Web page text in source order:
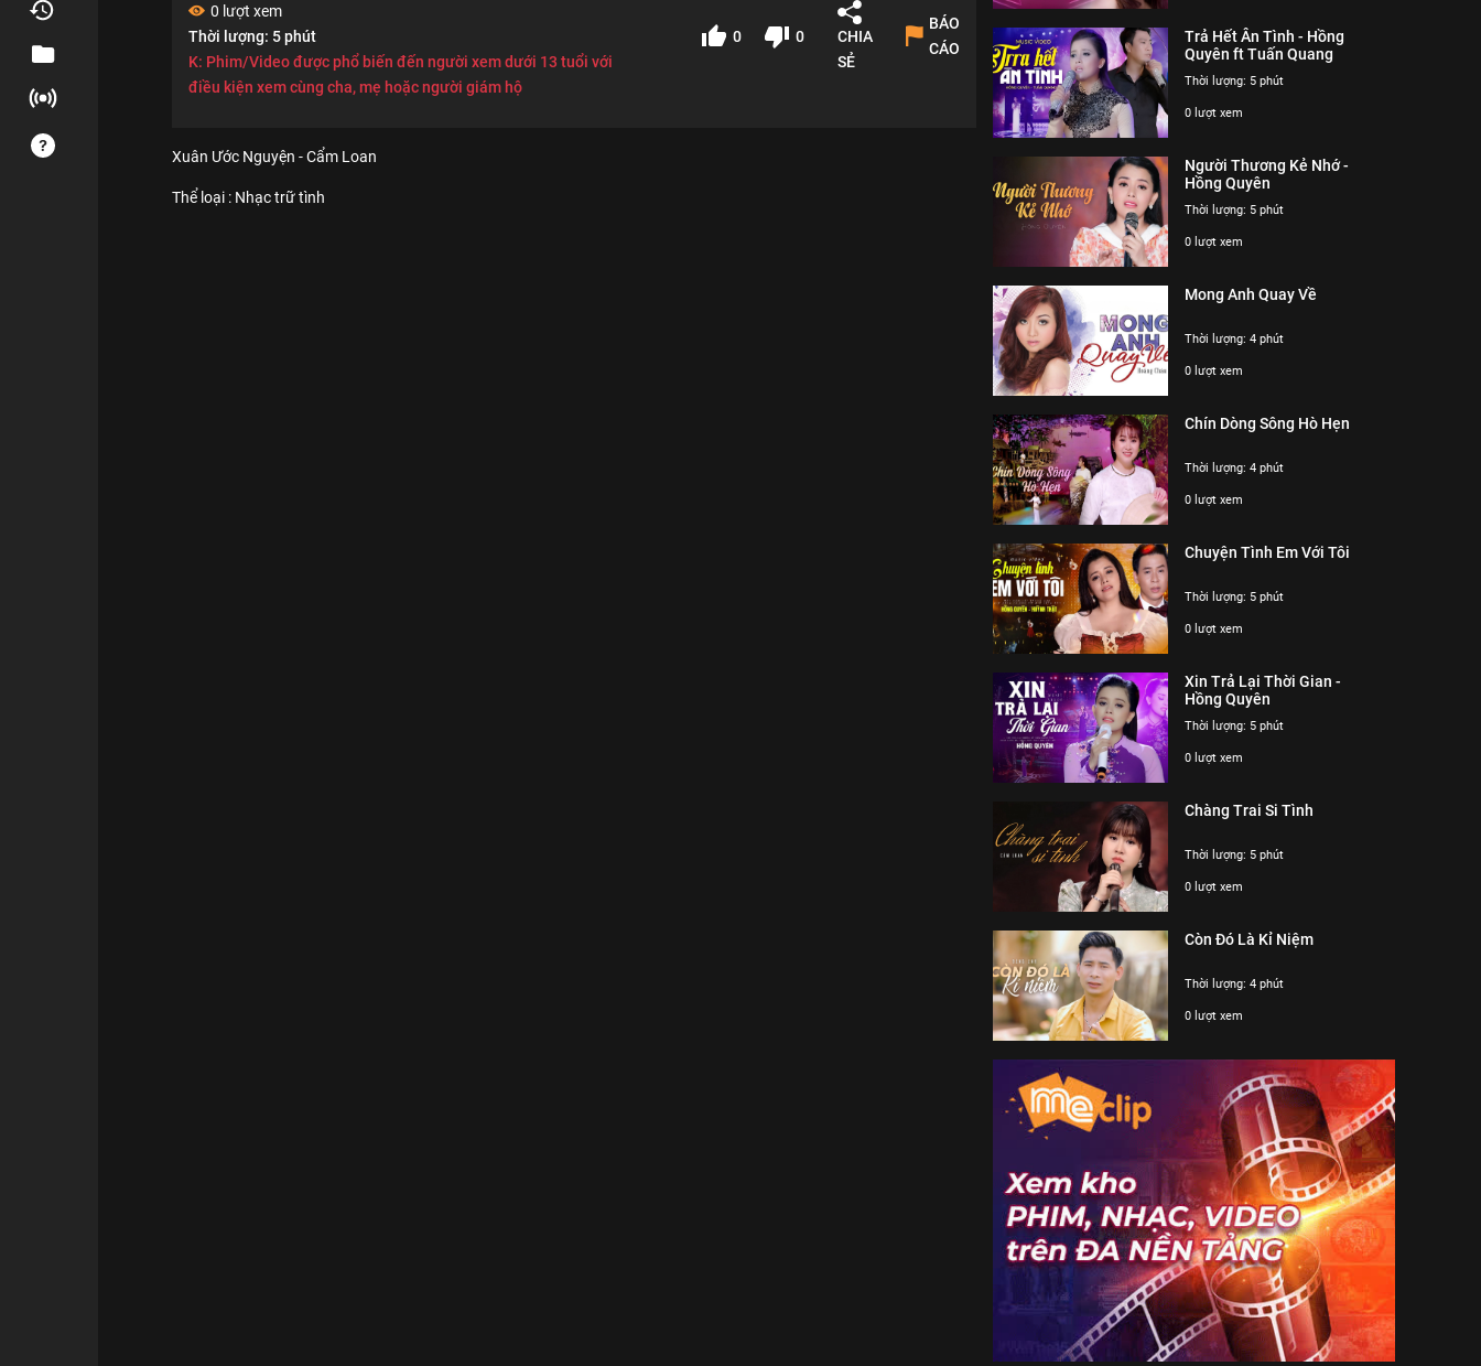
0 lượt xem
Thời lượng: 5 phút
K: Phim/Video được phổ biến đến người xem dưới 13 tuổi với
điều kiện xem cùng cha, mẹ hoặc người giám hộ
0 0
CHIA
SẺ
BÁO
CÁO
Xuân Ước Nguyện - Cẩm Loan
Thể loại : Nhạc trữ tình
Trả Hết Ân Tình - Hồng
Quyên ft Tuấn Quang
Thời lượng: 5 phút
0 lượt xem
Người Thương Kẻ Nhớ -
Hồng Quyên
Thời lượng: 5 phút
0 lượt xem
Mong Anh Quay Về
Thời lượng: 4 phút
0 lượt xem
Chín Dòng Sông Hò Hẹn
Thời lượng: 4 phút
0 lượt xem
Chuyện Tình Em Với Tôi
Thời lượng: 5 phút
0 lượt xem
Xin Trả Lại Thời Gian -
Hồng Quyên
Thời lượng: 5 phút
0 lượt xem
Chàng Trai Si Tình
Thời lượng: 5 phút
0 lượt xem
Còn Đó Là Kỉ Niệm
Thời lượng: 4 phút
0 lượt xem